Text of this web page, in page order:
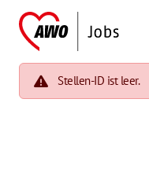
Stellen-ID ist leer.